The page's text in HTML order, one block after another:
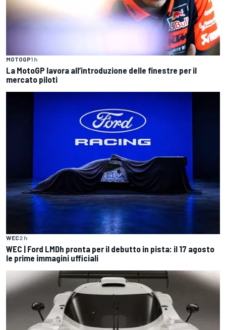
MOTOGP1 h
La MotoGP lavora all’introduzione delle finestre per il
mercato piloti
WEC2 h
WEC | Ford LMDh pronta per il debutto in pista: il 17 agosto
le prime immagini ufficiali